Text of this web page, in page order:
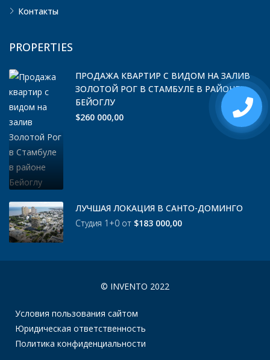
Контакты
PROPERTIES
ПРОДАЖА КВАРТИР С ВИДОМ НА ЗАЛИВ
ЗОЛОТОЙ РОГ В СТАМБУЛЕ В РАЙОНЕ
БЕЙОГЛУ
$260 000,00
ЛУЧШАЯ ЛОКАЦИЯ В САНТО-ДОМИНГО
Студия 1+0 от $183 000,00
© INVENTO 2022
Условия пользования сайтом
Юридическая ответственность
Политика конфиденциальности